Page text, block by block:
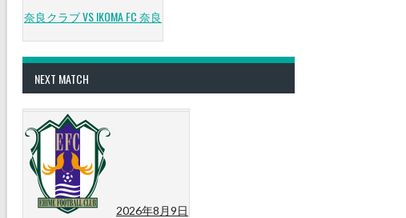
奈良クラブ VS IKOMA FC 奈良
NEXT MATCH
2026年8月9日